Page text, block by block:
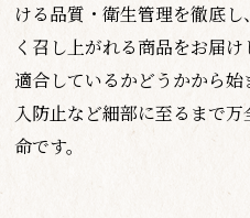
ける品質・衛生管理を徹底
く召し上がれる商品をお届
適合しているかどうかから
入防止など細部に至るまで
命です。